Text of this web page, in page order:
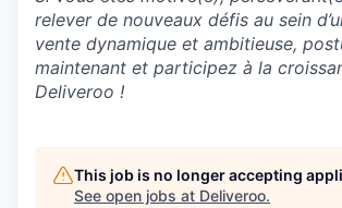
relever de nouveaux défis au sein
vente dynamique et ambitieuse,
maintenant et participez à la
Deliveroo !
This job is no longer accepting
See open jobs at Deliveroo.